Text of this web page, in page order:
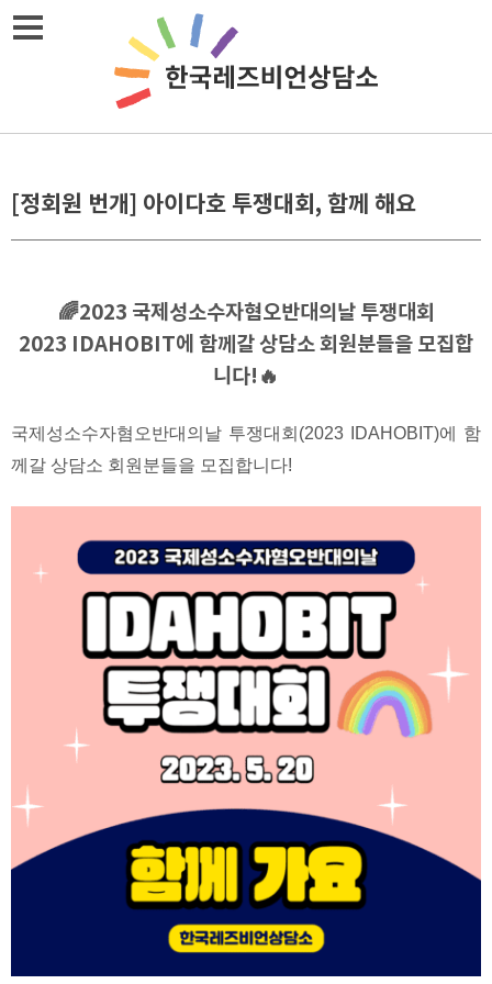
Skip
[정회원 번개] 아이다호 투쟁대회, 함께 해요
🌈2023 국제성소수자혐오반대의날 투쟁대회
2023 IDAHOBIT에 함께갈 상담소 회원분들을 모집합
니다!🔥
국제성소수자혐오반대의날 투쟁대회(2023 IDAHOBIT)에 함
께갈 상담소 회원분들을 모집합니다!